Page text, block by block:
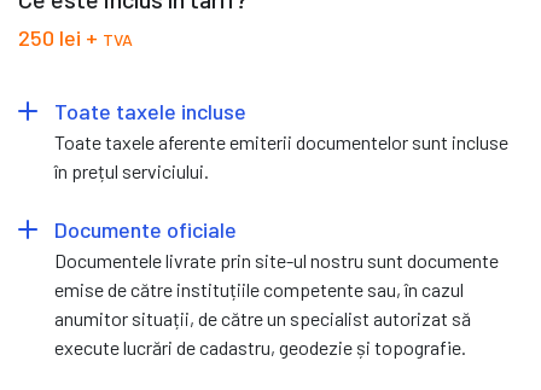
250 lei + TVA
Toate taxele incluse
Toate taxele aferente emiterii documentelor sunt incluse
în prețul serviciului.
Documente oficiale
Documentele livrate prin site-ul nostru sunt documente
emise de către instituțiile competente sau, în cazul
anumitor situații, de către un specialist autorizat să
execute lucrări de cadastru, geodezie și topografie.